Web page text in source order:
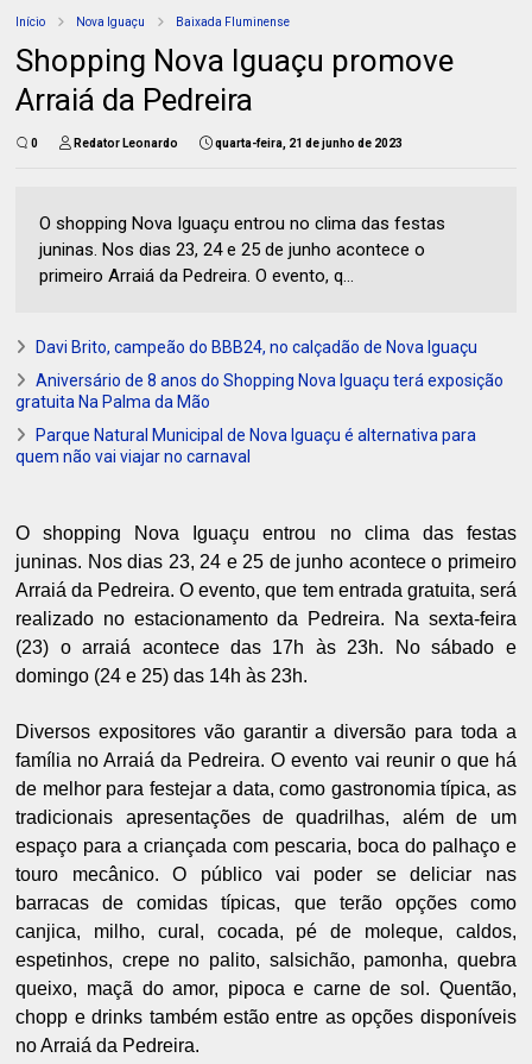
Início Nova Iguaçu Baixada Fluminense
Shopping Nova Iguaçu promove
Arraiá da Pedreira
0 Redator Leonardo quarta-feira, 21 de junho de 2023
O shopping Nova Iguaçu entrou no clima das festas
juninas. Nos dias 23, 24 e 25 de junho acontece o
primeiro Arraiá da Pedreira. O evento, q...
Davi Brito, campeão do BBB24, no calçadão de Nova Iguaçu
Aniversário de 8 anos do Shopping Nova Iguaçu terá exposição
gratuita Na Palma da Mão
Parque Natural Municipal de Nova Iguaçu é alternativa para
quem não vai viajar no carnaval
O shopping Nova Iguaçu entrou no clima das festas
juninas. Nos dias 23, 24 e 25 de junho acontece o primeiro
Arraiá da Pedreira. O evento, que tem entrada gratuita, será
realizado no estacionamento da Pedreira. Na sexta-feira
(23) o arraiá acontece das 17h às 23h. No sábado e
domingo (24 e 25) das 14h às 23h.
Diversos expositores vão garantir a diversão para toda a
família no Arraiá da Pedreira. O evento vai reunir o que há
de melhor para festejar a data, como gastronomia típica, as
tradicionais apresentações de quadrilhas, além de um
espaço para a criançada com pescaria, boca do palhaço e
touro mecânico​. O público vai poder se deliciar nas
barracas de comidas típicas, que terão opções como
canjica, milho, cural, cocada, pé de moleque, caldos,
espetinhos, crepe no palito, salsichão, pamonha, quebra
queixo, maçã do amor, pipoca e carne de sol. Quentão,
chopp e drinks também estão entre as opções disponíveis
no Arraiá da Pedreira.